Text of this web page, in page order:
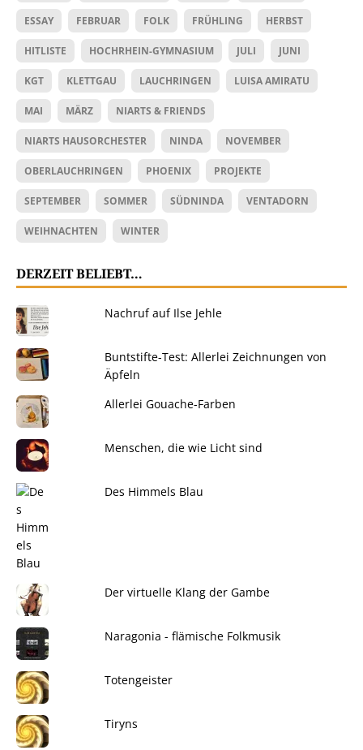
ESSAY FEBRUAR FOLK FRÜHLING HERBST
HITLISTE HOCHRHEIN-GYMNASIUM JULI JUNI
KGT KLETTGAU LAUCHRINGEN LUISA AMIRATU
MAI MÄRZ NIARTS & FRIENDS
NIARTS HAUSORCHESTER NINDA NOVEMBER
OBERLAUCHRINGEN PHOENIX PROJEKTE
SEPTEMBER SOMMER SÜDNINDA VENTADORN
WEIHNACHTEN WINTER
DERZEIT BELIEBT…
Nachruf auf Ilse Jehle
Buntstifte-Test: Allerlei Zeichnungen von
Äpfeln
Allerlei Gouache-Farben
Menschen, die wie Licht sind
Des Himmels Blau
Der virtuelle Klang der Gambe
Naragonia - flämische Folkmusik
Totengeister
Tiryns